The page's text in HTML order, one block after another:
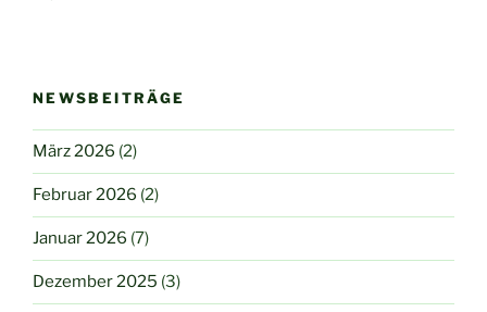
NEWSBEITRÄGE
März 2026 (2)
Februar 2026 (2)
Januar 2026 (7)
Dezember 2025 (3)